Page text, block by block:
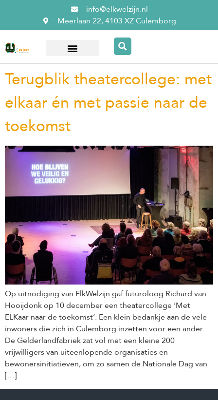
info@elkwelzijn.nl
Meerlaan 22, 4103 XZ Culemborg
Terugblik theatercollege: met
elkaar én met passie naar de
toekomst
Op uitnodiging van ElkWelzijn gaf futuroloog Richard van
Hooijdonk op 10 december een theatercollege ‘Met
ELKaar naar de toekomst’. Een klein bedankje aan de vele
inwoners die zich in Culemborg inzetten voor een ander.
De Gelderlandfabriek zat vol met een kleine 200
vrijwilligers van uiteenlopende organisaties en
bewonersinitiatieven, om zo samen de Nationale Dag van
[…]